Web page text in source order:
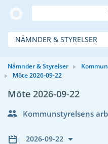
NÄMNDER & STYRELSER
Nämnder & Styrelser
Möte 2026-09-22
Möte 2026-09-22
Kommunstyrelsens
2026-09-22